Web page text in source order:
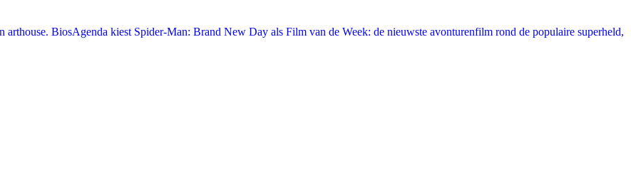
BiosAgenda kiest Spider-Man: Brand New Day als Film van de Week: de nieuwste avonturenfilm rond de populaire superheld,